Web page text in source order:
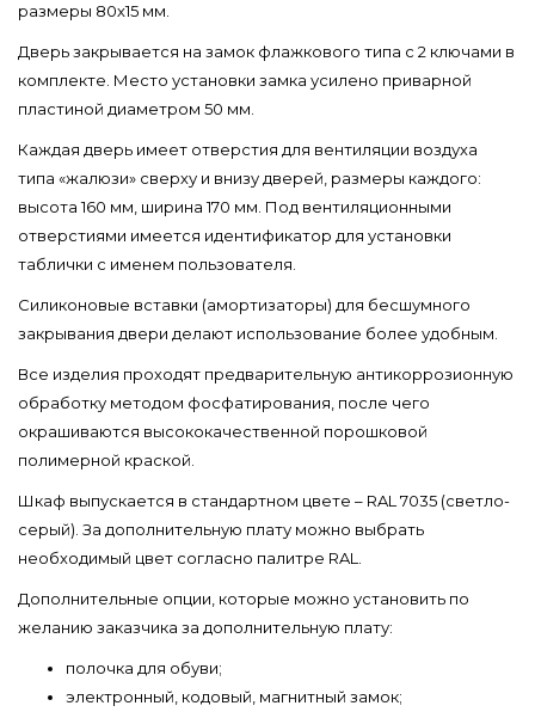
размеры 80х15 мм.
Дверь закрывается на замок флажкового типа с 2 ключами в
комплекте. Место установки замка усилено приварной
пластиной диаметром 50 мм.
Каждая дверь имеет отверстия для вентиляции воздуха
типа «жалюзи» сверху и внизу дверей, размеры каждого:
высота 160 мм, ширина 170 мм. Под вентиляционными
отверстиями имеется идентификатор для установки
таблички с именем пользователя.
Силиконовые вставки (амортизаторы) для бесшумного
закрывания двери делают использование более удобным.
Все изделия проходят предварительную антикоррозионную
обработку методом фосфатирования, после чего
окрашиваются высококачественной порошковой
полимерной краской.
Шкаф выпускается в стандартном цвете – RAL 7035 (светло-
серый). За дополнительную плату можно выбрать
необходимый цвет согласно палитре RAL.
Дополнительные опции, которые можно установить по
желанию заказчика за дополнительную плату:
полочка для обуви;
электронный, кодовый, магнитный замок;